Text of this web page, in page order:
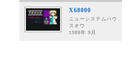
X68000
ニューシステムハウ
スオウ
1988年 9月